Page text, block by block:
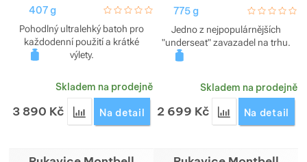
407 g hodnoceni_zakazniku
0 / 5
Pohodlný ultralehký batoh pro
každodenní použití a krátké
výlety.
Skladem na prodejně
3 890 Kč Přidat 'Batoh Gossamer Gear Vetta 20' k porovnání
Na detail
775 g
0 / 5
Jedno z nejpopulárnějších
"underseat" zavazadel na trhu.
Skladem na prodejně
2 699 Kč Přidat 'Batoh
Na detail